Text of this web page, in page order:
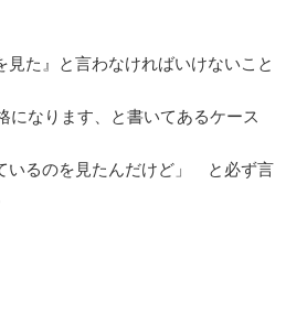
見た』と言わなければいけないこと
になります、と書いてあるケース
いるのを見たんだけど」 と必ず言